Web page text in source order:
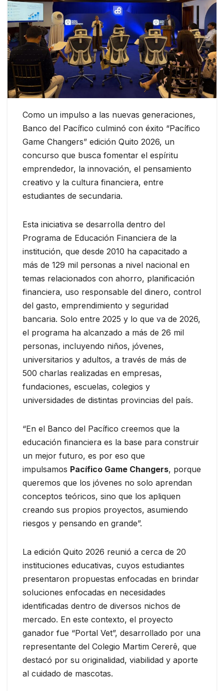
Como un impulso a las nuevas generaciones,
Banco del Pacífico culminó con éxito “Pacífico
Game Changers” edición Quito 2026, un
concurso que busca fomentar el espíritu
emprendedor, la innovación, el pensamiento
creativo y la cultura financiera, entre
estudiantes de secundaria.
Esta iniciativa se desarrolla dentro del
Programa de Educación Financiera de la
institución, que desde 2010 ha capacitado a
más de 129 mil personas a nivel nacional en
temas relacionados con ahorro, planificación
financiera, uso responsable del dinero, control
del gasto, emprendimiento y seguridad
bancaria. Solo entre 2025 y lo que va de 2026,
el programa ha alcanzado a más de 26 mil
personas, incluyendo niños, jóvenes,
universitarios y adultos, a través de más de
500 charlas realizadas en empresas,
fundaciones, escuelas, colegios y
universidades de distintas provincias del país.
“En el Banco del Pacífico creemos que la
educación financiera es la base para construir
un mejor futuro, es por eso que
impulsamos Pacífico Game Changers, porque
queremos que los jóvenes no solo aprendan
conceptos teóricos, sino que los apliquen
creando sus propios proyectos, asumiendo
riesgos y pensando en grande”.
La edición Quito 2026 reunió a cerca de 20
instituciones educativas, cuyos estudiantes
presentaron propuestas enfocadas en brindar
soluciones enfocadas en necesidades
identificadas dentro de diversos nichos de
mercado. En este contexto, el proyecto
ganador fue “Portal Vet”, desarrollado por una
representante del Colegio Martim Cererê, que
destacó por su originalidad, viabilidad y aporte
al cuidado de mascotas.